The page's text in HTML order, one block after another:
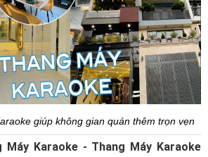
giúp không gian quán thêm trọn vẹn
Máy Karaoke - Thang Máy Karaoke